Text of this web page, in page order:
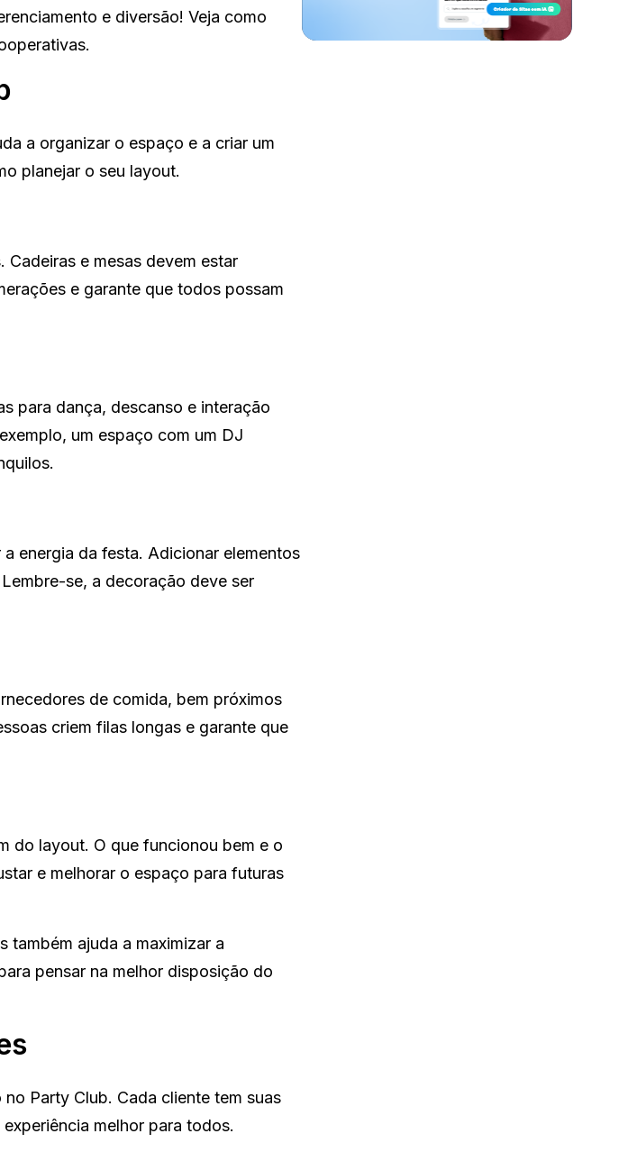
e diversão! Veja como
a organizar o espaço e a criar um
planejar o seu layout.
e mesas devem estar
e garante que todos possam
para dança, descanso e interação
um espaço com um DJ
energia da festa. Adicionar elementos
se, a decoração deve ser
de comida, bem próximos
criem filas longas e garante que
do layout. O que funcionou bem e o
e melhorar o espaço para futuras
também ajuda a maximizar a
pensar na melhor disposição do
Party Club. Cada cliente tem suas
melhor para todos.